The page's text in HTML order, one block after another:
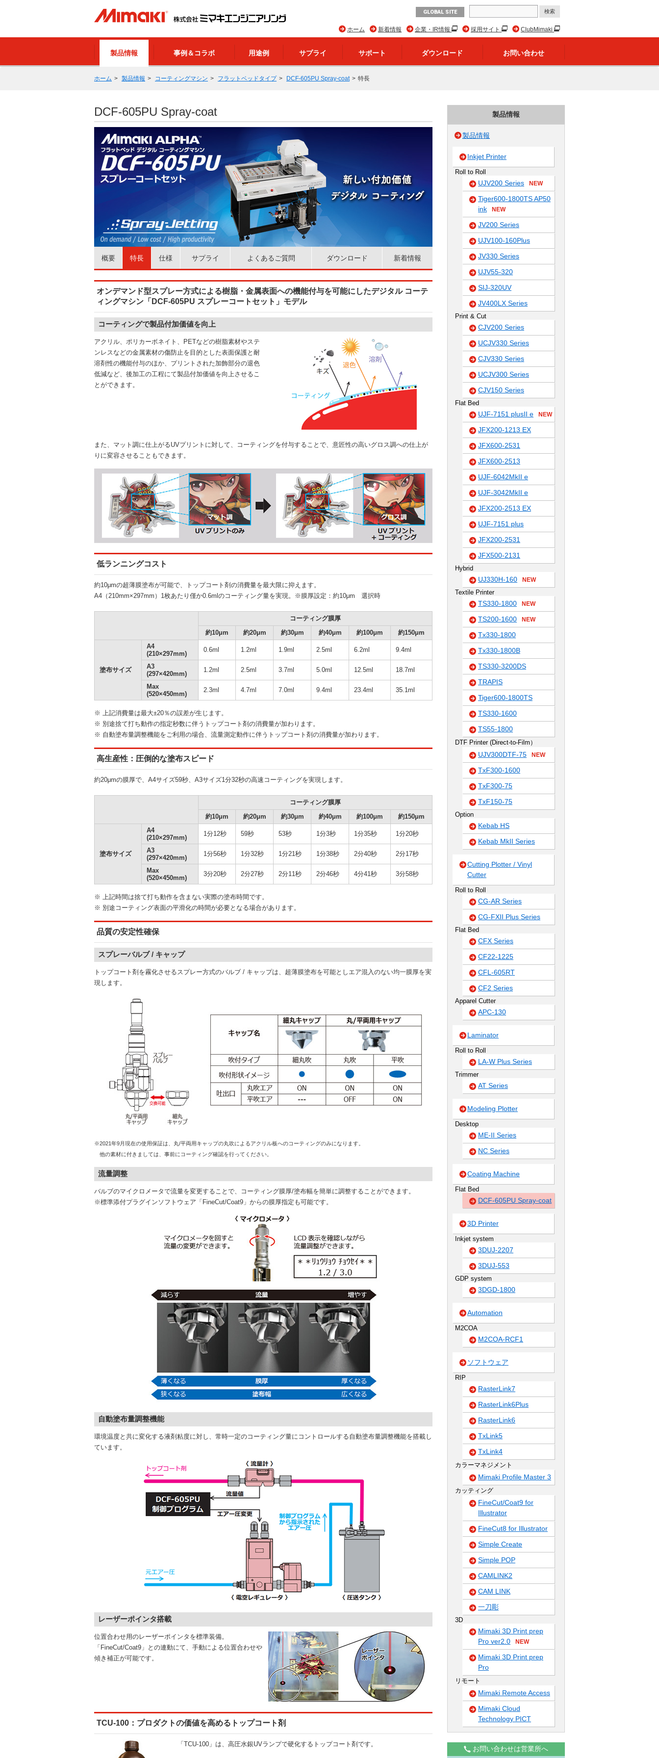
GLOBAL SITE
ClubMimaki
採用サイト
企業・IR情報
新着情報
ホーム
製品情報 事例＆コラボ 用途例 サプライ サポート ダウンロード お問い合わせ
ホーム 製品情報 コーティングマシン フラットベッドタイプ DCF-605PU Spray-coat 特長
DCF-605PU Spray-coat
概要 特長 仕様 サプライ よくあるご質問 ダウンロード 新着情報
オンデマンド型スプレー方式による樹脂・金属表面への機能付与を可能にしたデジタル コーテ
ィングマシン「DCF-605PU スプレーコートセット」モデル
コーティングで製品付加価値を向上
アクリル、ポリカーボネイト、PETなどの樹脂素材やステ
ンレスなどの金属素材の傷防止を目的とした表面保護と耐
溶剤性の機能付与のほか、プリントされた加飾部分の退色
低減など、後加工の工程にて製品付加価値を向上させるこ
とができます。
また、マット調に仕上がるUVプリントに対して、コーティングを付与することで、意匠性の高いグロス調への仕上が
りに変容させることもできます。
低ランニングコスト
約10μmの超薄膜塗布が可能で、トップコート剤の消費量を最大限に抑えます。
A4（210mm×297mm）1枚あたり僅か0.6mlのコーティング量を実現。※膜厚設定：約10μm 選択時
コーティング膜厚
約10μm
約20μm 約30μm 約40μm 約100μm 約150μm
塗布サイズ
A4
(210×297mm)
0.6ml 1.2ml 1.9ml 2.5ml 6.2ml 9.4ml
A3
(297×420mm)
1.2ml 2.5ml 3.7ml 5.0ml 12.5ml 18.7ml
Max
(520×450mm)
2.3ml 4.7ml 7.0ml 9.4ml 23.4ml 35.1ml
※ 上記消費量は最大±20％の誤差が生じます。
※ 別途捨て打ち動作の指定秒数に伴うトップコート剤の消費量が加わります。
※ 自動塗布量調整機能をご利用の場合、流量測定動作に伴うトップコート剤の消費量が加わります。
高生産性：圧倒的な塗布スピード
約20μmの膜厚で、A4サイズ59秒、A3サイズ1分32秒の高速コーティングを実現します。
コーティング膜厚
約10μm
約20μm 約30μm 約40μm 約100μm 約150μm
塗布サイズ
A4
(210×297mm)
1分12秒 59秒 53秒 1分3秒 1分35秒 1分20秒
A3
(297×420mm)
1分56秒 1分32秒 1分21秒 1分38秒 2分40秒 2分17秒
Max
(520×450mm)
3分20秒 2分27秒 2分11秒 2分46秒 4分41秒 3分58秒
※ 上記時間は捨て打ち動作を含まない実際の塗布時間です。
※ 別途コーティング表面の平滑化の時間が必要となる場合があります。
品質の安定性確保
スプレーバルブ / キャップ
トップコート剤を霧化させるスプレー方式のバルブ / キャップは、超薄膜塗布を可能としエア混入のない均一膜厚を実
現します。
※2021年9月現在の使用保証は、丸/平両用キャップの丸吹によるアクリル板へのコーティングのみになります。
他の素材に付きましては、事前にコーティング確認を行ってください。
流量調整
バルブのマイクロメータで流量を変更することで、コーティング膜厚/塗布幅を簡単に調整することができます。
※標準添付プラグインソフトウェア「FineCut/Coat9」からの膜厚指定も可能です。
自動塗布量調整機能
環境温度と共に変化する液剤粘度に対し、常時一定のコーティング量にコントロールする自動塗布量調整機能を搭載し
ています。
レーザーポインタ搭載
位置合わせ用のレーザーポインタを標準装備。
「FineCut/Coat9」との連動にて、手動による位置合わせや
傾き補正が可能です。
TCU-100：プロダクトの価値を高めるトップコート剤
「TCU-100」は、高圧水銀UVランプで硬化するトップコート剤です。
製品情報
製品情報
Inkjet Printer
Roll to Roll
UJV200 Series NEW
Tiger600-1800TS AP50
ink
NEW
JV200 Series
UJV100-160Plus
JV330 Series
UJV55-320
SIJ-320UV
JV400LX Series
Print & Cut
CJV200 Series
UCJV330 Series
CJV330 Series
UCJV300 Series
CJV150 Series
Flat Bed
UJF-7151 plusII e NEW
JFX200-1213 EX
JFX600-2531
JFX600-2513
UJF-6042MkII e
UJF-3042MkII e
JFX200-2513 EX
UJF-7151 plus
JFX200-2531
JFX500-2131
Hybrid
UJ330H-160 NEW
Textile Printer
TS330-1800 NEW
TS200-1600 NEW
Tx330-1800
Tx330-1800B
TS330-3200DS
TRAPIS
Tiger600-1800TS
TS330-1600
TS55-1800
DTF Printer (Direct-to-Film）
UJV300DTF-75 NEW
TxF300-1600
TxF300-75
TxF150-75
Option
Kebab HS
Kebab MkII Series
Cutting Plotter / Vinyl
Cutter
Roll to Roll
CG-AR Series
CG-FXII Plus Series
Flat Bed
CFX Series
CF22-1225
CFL-605RT
CF2 Series
Apparel Cutter
APC-130
Laminator
Roll to Roll
LA-W Plus Series
Trimmer
AT Series
Modeling Plotter
Desktop
ME-II Series
NC Series
Coating Machine
Flat Bed
DCF-605PU Spray-coat
3D Printer
Inkjet system
3DUJ-2207
3DUJ-553
GDP system
3DGD-1800
Automation
M2COA
M2COA-RCF1
ソフトウェア
RIP
RasterLink7
RasterLink6Plus
RasterLink6
TxLink5
TxLink4
カラーマネジメント
Mimaki Profile Master 3
カッティング
FineCut/Coat9 for
Illustrator
FineCut8 for Illustrator
Simple Create
Simple POP
CAMLINK2
CAM LINK
一刀彫
3D
Mimaki 3D Print prep
Pro ver2.0
NEW
Mimaki 3D Print prep
Pro
リモート
Mimaki Remote Access
Mimaki Cloud
Technology PICT
お問い合わせは営業所へ